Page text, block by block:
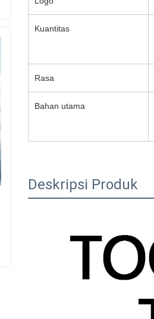
Kuantitas
Rasa
Bahan utama
Deskripsi Produk